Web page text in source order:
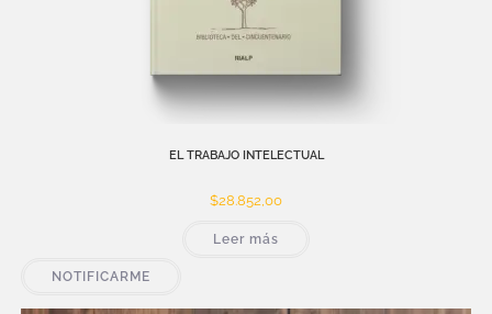
EL TRABAJO INTELECTUAL
$28.852,00
Leer más
NOTIFICARME